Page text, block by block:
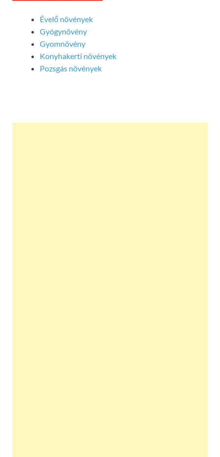
Évelő növények
Gyógynövény
Gyomnövény
Konyhakerti növények
Pozsgás növények